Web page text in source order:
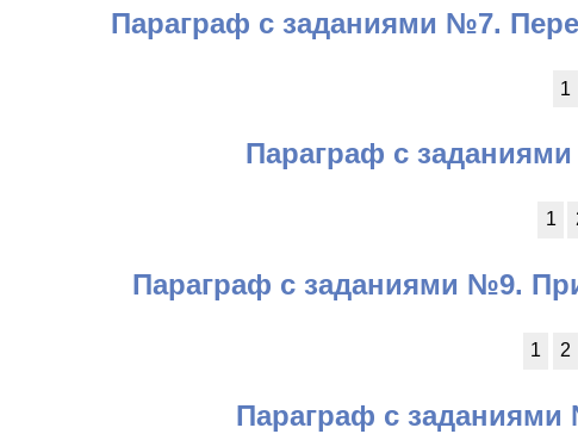
Параграф с заданиями №7.
1
Параграф с
1
Параграф с заданиями №9.
1 2
Параграф с